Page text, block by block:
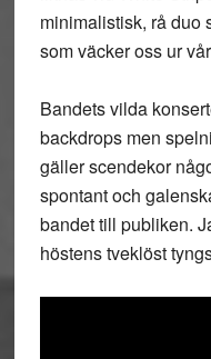
minimalistisk, rå duo
som väcker oss ur
Bandets vilda
backdrops men
gäller scendekor
spontant och
bandet till publiken.
höstens tveklöst